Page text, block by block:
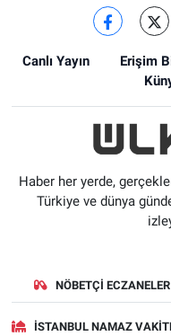
Canlı Yayın Erişim
Haber her yerde,
Türkiye ve dünya
NÖBETÇI ECZANELER
İSTANBUL NAMAZ